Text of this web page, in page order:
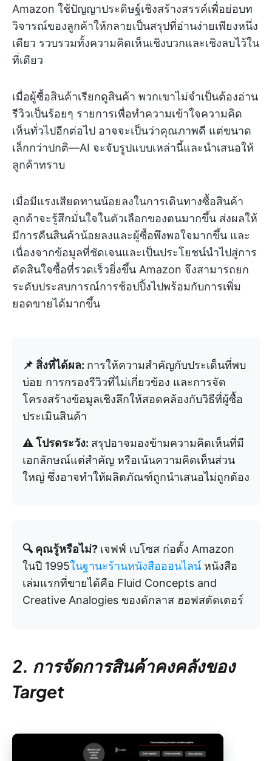
Amazon ใช้ปัญญาประดิษฐ์เชิงสร้างสรรค์เพื่อย่อบท
วิจารณ์ของลูกค้าให้กลายเป็นสรุปที่อ่านง่ายเพียงหนึ่ง
เดียว รวบรวมทั้งความคิดเห็นเชิงบวกและเชิงลบไว้ใน
ที่เดียว
เมื่อผู้ซื้อสินค้าเรียกดูสินค้า พวกเขาไม่จำเป็นต้องอ่าน
รีวิวเป็นร้อยๆ รายการเพื่อทำความเข้าใจความคิด
เห็นทั่วไปอีกต่อไป อาจจะเป็นว่าคุณภาพดี แต่ขนาด
เล็กกว่าปกติ—AI จะจับรูปแบบเหล่านี้และนำเสนอให้
ลูกค้าทราบ
เมื่อมีแรงเสียดทานน้อยลงในการเดินทางซื้อสินค้า
ลูกค้าจะรู้สึกมั่นใจในตัวเลือกของตนมากขึ้น ส่งผลให้
มีการคืนสินค้าน้อยลงและผู้ซื้อพึงพอใจมากขึ้น และ
เนื่องจากข้อมูลที่ชัดเจนและเป็นประโยชน์นำไปสู่การ
ตัดสินใจซื้อที่รวดเร็วยิ่งขึ้น Amazon จึงสามารถยก
ระดับประสบการณ์การช้อปปิ้งไปพร้อมกับการเพิ่ม
ยอดขายได้มากขึ้น
📌 สิ่งที่ได้ผล: การให้ความสำคัญกับประเด็นที่พบ
บ่อย การกรองรีวิวที่ไม่เกี่ยวข้อง และการจัด
โครงสร้างข้อมูลเชิงลึกให้สอดคล้องกับวิธีที่ผู้ซื้อ
ประเมินสินค้า
⚠️ โปรดระวัง: สรุปอาจมองข้ามความคิดเห็นที่มี
เอกลักษณ์แต่สำคัญ หรือเน้นความคิดเห็นส่วน
ใหญ่ ซึ่งอาจทำให้ผลิตภัณฑ์ถูกนำเสนอไม่ถูกต้อง
🔍 คุณรู้หรือไม่? เจฟฟ์ เบโซส ก่อตั้ง Amazon
ในปี 1995ในฐานะร้านหนังสือออนไลน์ หนังสือ
เล่มแรกที่ขายได้คือ Fluid Concepts and
Creative Analogies ของดักลาส ฮอฟสตัดเตอร์
2. การจัดการสินค้าคงคลังของ
Target